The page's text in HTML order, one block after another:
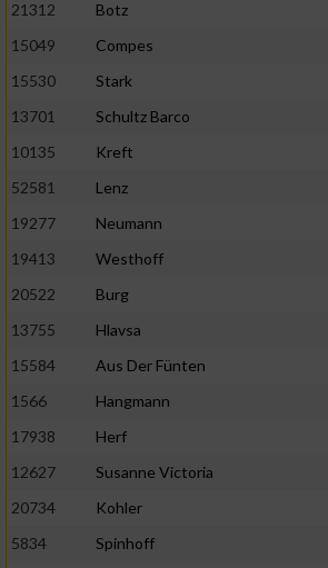
21312 Botz
15049
Compes
15530
Stark
13701
Schultz Barco
10135
Kreft
52581
Lenz
19277
Neumann
19413
Westhoff
20522
Burg
13755
Hlavsa
15584
Aus Der Fünten
1566
Hangmann
17938
Herf
12627
Susanne Victoria
20734
Kohler
5834
Spinhoff